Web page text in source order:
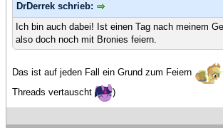
DrDerrek schrieb:
Ich bin auch dabei! Ist einen Tag nach meinem
also doch noch mit Bronies feiern.
Das ist auf jeden Fall ein Grund zum Feiern
Threads vertauscht
)